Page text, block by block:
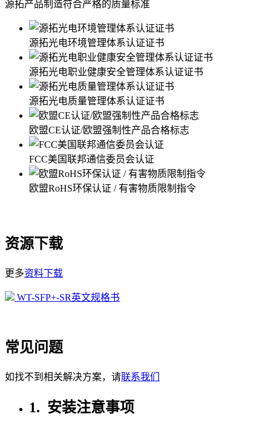
源拓产品制造符合严格的质量标准
源拓光电环境管理体系认证证书
源拓光电职业健康安全管理体系认证证书
源拓光电质量管理体系认证证书
欧盟CE认证/欧盟强制性产品合格标志
FCC美国联邦通信委员会认证
欧盟RoHS环保认证 / 有害物质限制指令
资源下载
更多资料下载
WT-SFP+-SR英文规格书
常见问题
如找不到相关解决方案，请联系我们
1. 安装注意事项